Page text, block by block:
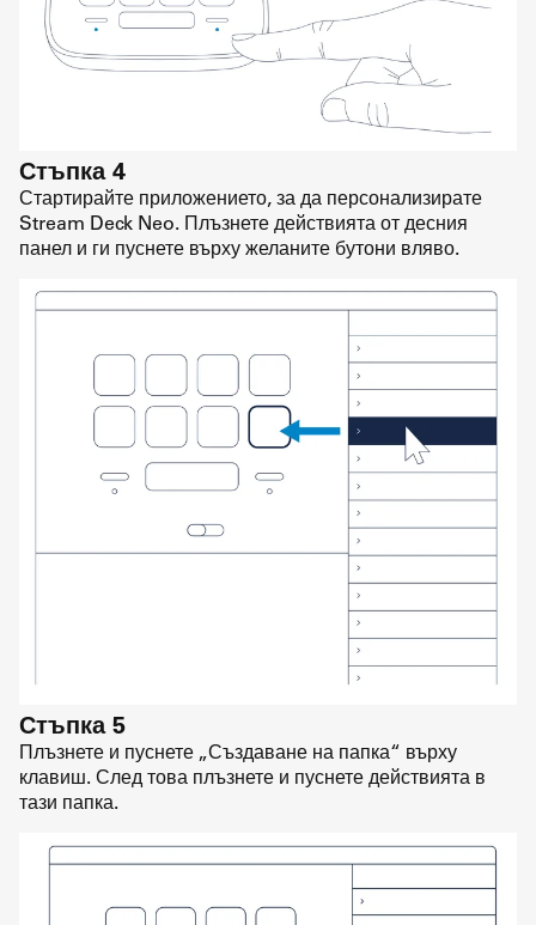
Стъпка 4
Стартирайте приложението, за да персонализирате
Stream Deck Neo. Плъзнете действията от десния
панел и ги пуснете върху желаните бутони вляво.
Стъпка 5
Плъзнете и пуснете „Създаване на папка“ върху
клавиш. След това плъзнете и пуснете действията в
тази папка.